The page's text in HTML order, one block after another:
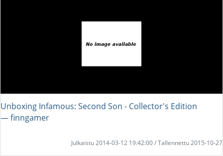
Unboxing Infamous: Second Son - Collector's Edition
― finngamer
Julkaistu 2014-03-12 19:42:00 / Tallennettu 2015-10-27